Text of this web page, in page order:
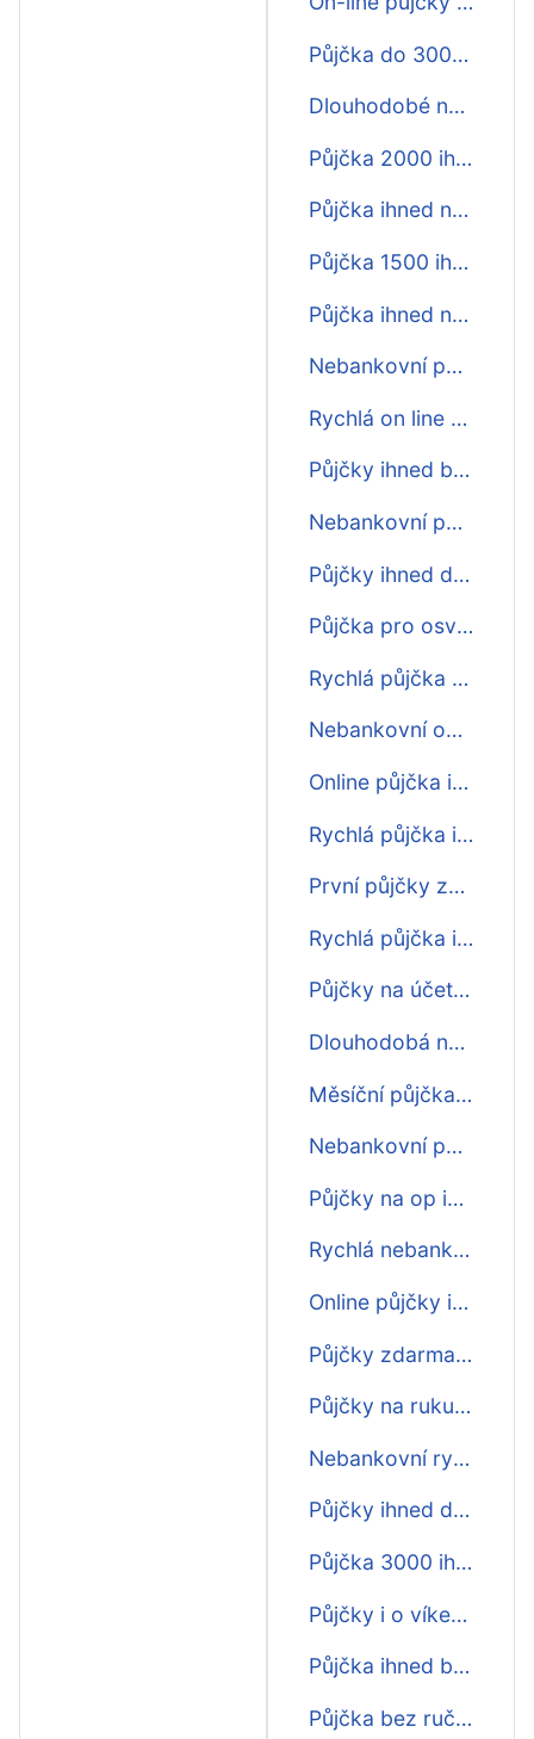
Půjčka do 30000 ihned na ruku
Dlouhodobé nebankovní půjčky ihned
Půjčka 2000 ihned na účet
Půjčka ihned na bankovní účet
Půjčka 1500 ihned na účet pro všechny
Půjčka ihned na účet do hodiny
Nebankovní půjčka ihned na splátky
Rychlá on line půjčka ihned
Půjčky ihned bez ručitele
Nebankovní půjčka 30 000 ihned
Půjčky ihned do 5 minut na účtu nonstop
Půjčka pro osvč ihned
Rychlá půjčka před výplatou ihned
Nebankovní online půjčka ihned
Online půjčka ihned zdarma
Rychlá půjčka i o víkendu ihned na účet
První půjčky zdarma ihned
Rychlá půjčka ihned zdarma
Půjčky na účet ihned
Dlouhodobá nebankovní půjčka ihned
Měsíční půjčka ihned na účet
Nebankovní půjčky na splátky ihned
Půjčky na op ihned
Rychlá nebankovní půjčka ihned
Online půjčky ihned zdarma
Půjčky zdarma ihned na ruku
Půjčky na ruku ihned
Nebankovní rychlá půjčka ihned na účet
Půjčky ihned do hodiny online
Půjčka 3000 ihned na účet
Půjčky i o víkendu ihned na účet
Půjčka ihned bez poplatku
Půjčka bez ručitele ihned na účet